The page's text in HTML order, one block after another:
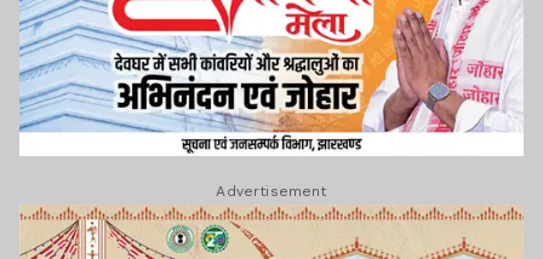
Advertisement